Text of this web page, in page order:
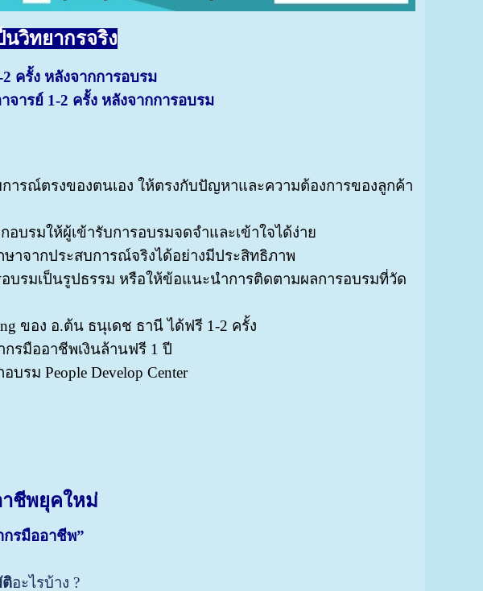
วิทยากรจริง
ครั้ง หลังจากการอบรม
ารย์ 1-2 ครั้ง หลังจากการอบรม
ารณ์ตรงของตนเอง ให้ตรงกับปัญหาและความต้องการของลูกค้า
บรมให้ผู้เข้ารับการอบรมจดจำและเข้าใจได้ง่าย
าจากประสบการณ์จริงได้อย่างมีประสิทธิภาพ
บรมเป็นรูปธรรม หรือให้ข้อแนะนำการติดตามผลการอบรมที่วัด
ของ อ.ต้น ธนุเดช ธานี ได้ฟรี 1-2 ครั้ง
รมืออาชีพเงินล้านฟรี 1 ปี
รม People Develop Center
าชีพยุคใหม่
กรมืออาชีพ”
อะไรบ้าง ?